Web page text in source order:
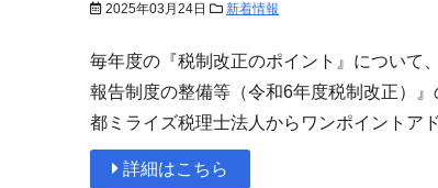
2025年03月24日 新着情報
毎年度の『税制改正のポイント』について
報告制度の整備等（令和6年度税制改正）
都ミライズ税理士法人からワンポイントア
詳細はこちら